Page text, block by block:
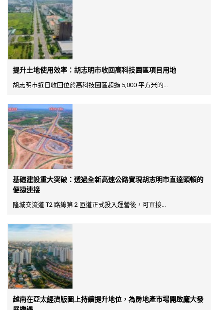
提升土地使用效率：胡志明市收回高科技園區項目用地
胡志明市近日收回位於高科技園區超過 5,000 平方米的...
基礎建設重大突破：透過全新高速公路實現胡志明市直達頭頓的
便捷連接
隆城交流道 T2 路線第 2 匝道正式投入運營後，可直接...
越南在亞太經濟版圖上持續提升地位，為房地產市場開啟龐大發